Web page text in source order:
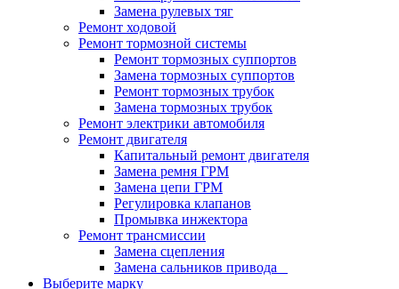
Замена рулевых тяг
Ремонт ходовой
Ремонт тормозной системы
Ремонт тормозных суппортов
Замена тормозных суппортов
Ремонт тормозных трубок
Замена тормозных трубок
Ремонт электрики автомобиля
Ремонт двигателя
Капитальный ремонт двигателя
Замена ремня ГРМ
Замена цепи ГРМ
Регулировка клапанов
Промывка инжектора
Ремонт трансмиссии
Замена сцепления
Замена сальников привода
Выберите марку